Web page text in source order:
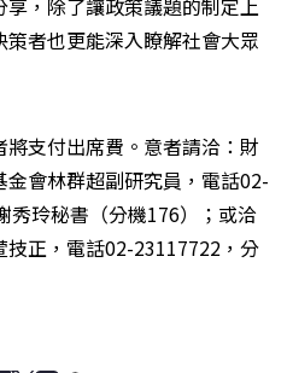
，除了讓政策議題的制定上
者也更能深入瞭解社會大眾
支付出席費。意者請洽：財
會林群超副研究員，電話02-
秀玲秘書（分機176）；或洽
正，電話02-23117722，分